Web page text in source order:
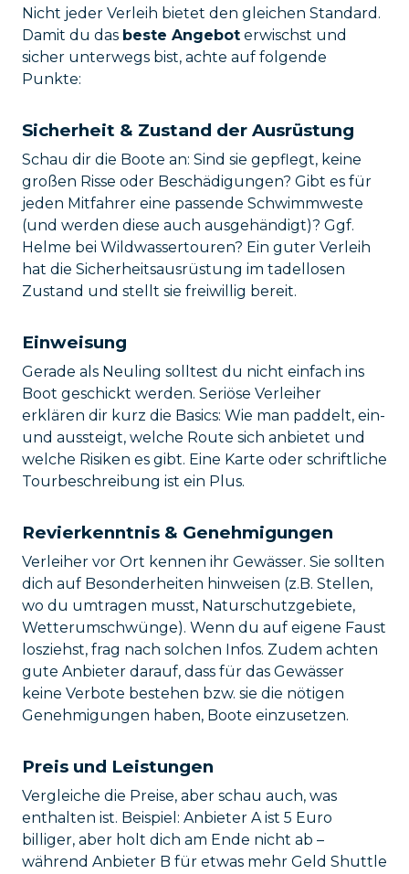
Nicht jeder Verleih bietet den gleichen Standard.
Damit du das beste Angebot erwischst und
sicher unterwegs bist, achte auf folgende
Punkte:
Sicherheit & Zustand der Ausrüstung
Schau dir die Boote an: Sind sie gepflegt, keine
großen Risse oder Beschädigungen? Gibt es für
jeden Mitfahrer eine passende Schwimmweste
(und werden diese auch ausgehändigt)? Ggf.
Helme bei Wildwassertouren? Ein guter Verleih
hat die Sicherheitsausrüstung im tadellosen
Zustand und stellt sie freiwillig bereit.
Einweisung
Gerade als Neuling solltest du nicht einfach ins
Boot geschickt werden. Seriöse Verleiher
erklären dir kurz die Basics: Wie man paddelt, ein-
und aussteigt, welche Route sich anbietet und
welche Risiken es gibt. Eine Karte oder schriftliche
Tourbeschreibung ist ein Plus.
Revierkenntnis & Genehmigungen
Verleiher vor Ort kennen ihr Gewässer. Sie sollten
dich auf Besonderheiten hinweisen (z.B. Stellen,
wo du umtragen musst, Naturschutzgebiete,
Wetterumschwünge). Wenn du auf eigene Faust
losziehst, frag nach solchen Infos. Zudem achten
gute Anbieter darauf, dass für das Gewässer
keine Verbote bestehen bzw. sie die nötigen
Genehmigungen haben, Boote einzusetzen.
Preis und Leistungen
Vergleiche die Preise, aber schau auch, was
enthalten ist. Beispiel: Anbieter A ist 5 Euro
billiger, aber holt dich am Ende nicht ab –
während Anbieter B für etwas mehr Geld Shuttle